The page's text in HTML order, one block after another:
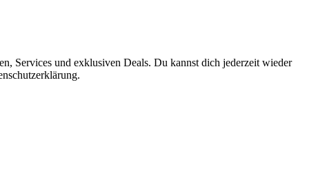
Services und exklusiven Deals. Du kannst dich jederzeit wieder